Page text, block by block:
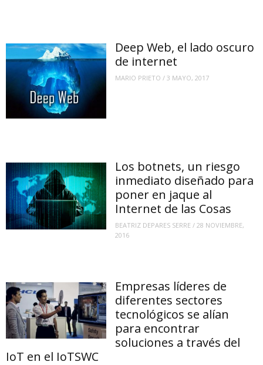
Deep Web, el lado oscuro
de internet
MARIO PRIETO /3 MAYO, 2017
Los botnets, un riesgo
inmediato diseñado para
poner en jaque al
Internet de las Cosas
BEATRIZ DEPARES SERRE / 28 NOVIEMBRE,
2016
Empresas líderes de
diferentes sectores
tecnológicos se alían
para encontrar
soluciones a través del
IoT en el IoTSWC